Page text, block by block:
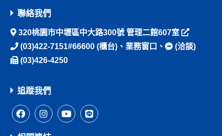
聯絡我們
320桃園市中壢區中大路300號 管理二館607室
(03)422-7151#66600 (櫃台)、 業務窗口 、
(洽談)
(03)426-4250
追蹤我們